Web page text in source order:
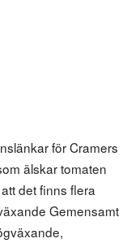
för Cramers
älskar tomaten
det finns flera
Gemensamt